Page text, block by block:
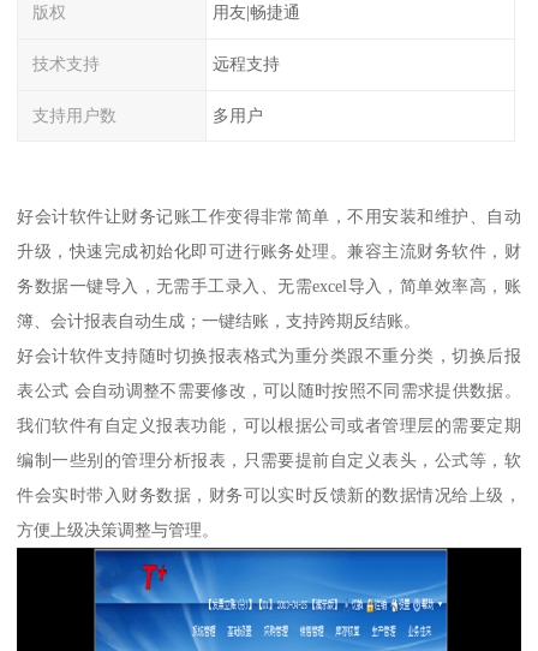
版权 用友|畅捷通
技术支持 远程支持
支持用户数 多用户
好会计软件让财务记账工作变得非常简单，不用安装和维护、自动
升级，快速完成初始化即可进行账务处理。兼容主流财务软件，财
务数据一键导入，无需手工录入、无需excel导入，简单效率高，账
簿、会计报表自动生成；一键结账，支持跨期反结账。
好会计软件支持随时切换报表格式为重分类跟不重分类，切换后报
表公式 会自动调整不需要修改，可以随时按照不同需求提供数据。
我们软件有自定义报表功能，可以根据公司或者管理层的需要定期
编制一些别的管理分析报表，只需要提前自定义表头，公式等，软
件会实时带入财务数据，财务可以实时反馈新的数据情况给上级，
方便上级决策调整与管理。